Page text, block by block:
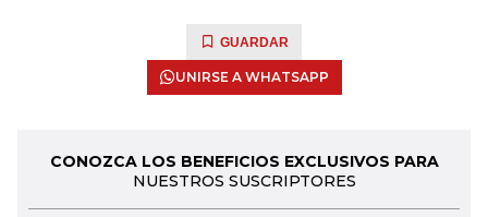
GUARDAR
UNIRSE A WHATSAPP
CONOZCA LOS BENEFICIOS EXCLUSIVOS PARA
NUESTROS SUSCRIPTORES